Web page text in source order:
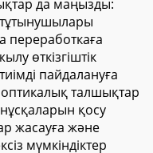
да маңызды:
тұтынушылары
переработкаға
өткізгіштік
пайдалануға
талшықтар
қосу
жасауға және
мүмкіндіктер